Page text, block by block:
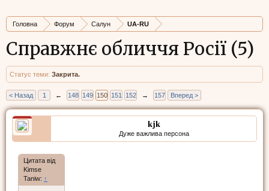
Головна Форум Салун UA-RU
Справжнє обличчя Росії (5)
Статус теми: Закрита.
< Назад 1 ← 148 149 150 151 152 → 157 Вперед >
kjk
Дуже важлива персона
Цитата від
Kimse
Taniw: ↑